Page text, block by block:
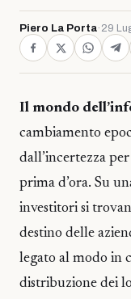
Piero La Porta· 29
Il mondo
cambiamento
dall’incertezza
prima d’ora. Su
investitori si
destino delle
legato al modo in
distribuzione dei